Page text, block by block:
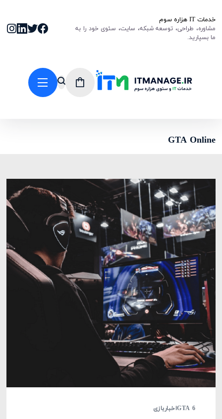
خدمات IT هزاره سوم
مشاوره، طراحی، توسعه شبکه، سایت، سئوی خود را به
ما بسپارید.
GTA Online
GTA 6اخباربازی